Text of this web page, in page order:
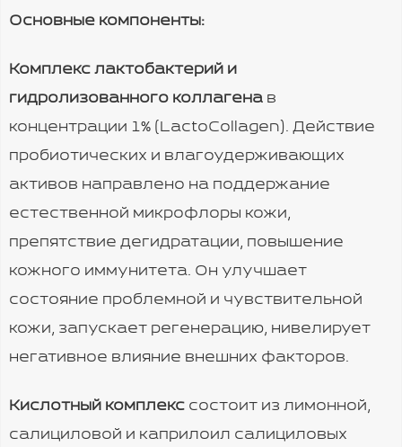
Основные компоненты:
Комплекс лактобактерий и
гидролизованного коллагена в
концентрации 1% (LactoCollagen). Действие
пробиотических и влагоудерживающих
активов направлено на поддержание
естественной микрофлоры кожи,
препятствие дегидратации, повышение
кожного иммунитета. Он улучшает
состояние проблемной и чувствительной
кожи, запускает регенерацию, нивелирует
негативное влияние внешних факторов.
Кислотный комплекс состоит из лимонной,
салициловой и каприлоил салициловых